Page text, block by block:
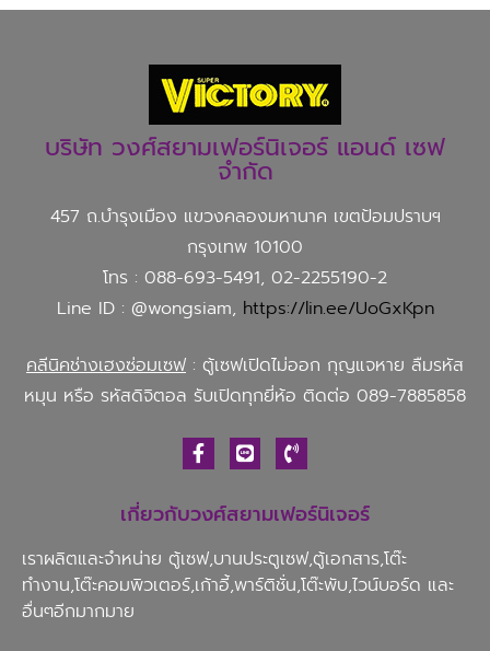
บริษัท วงศ์สยามเฟอร์นิเจอร์ แอนด์ เซฟ
จำกัด
457 ถ.บำรุงเมือง แขวงคลองมหานาค เขตป้อมปราบฯ
กรุงเทพ 10100
โทร : 088-693-5491, 02-2255190-2
Line ID : @wongsiam, https://lin.ee/UoGxKpn
คลีนิคช่างเฮงซ่อมเซฟ : ตู้เซฟเปิดไม่ออก กุญแจหาย ลืมรหัส
หมุน หรือ รหัสดิจิตอล รับเปิดทุกยี่ห้อ ติดต่อ 089-7885858
เกี่ยวกับวงศ์สยามเฟอร์นิเจอร์
เราผลิตและจำหน่าย ตู้เซฟ,บานประตูเซฟ,ตู้เอกสาร,โต๊ะ
ทำงาน,โต๊ะคอมพิวเตอร์,เก้าอี้,พาร์ติชั่น,โต๊ะพับ,ไวน์บอร์ด และ
อื่นๆอีกมากมาย